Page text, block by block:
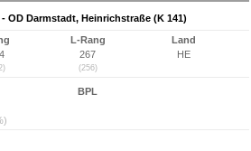
OD Darmstadt, Heinrichstraße (K 141)
L-Rang
267
(256)
Land
HE
BPL